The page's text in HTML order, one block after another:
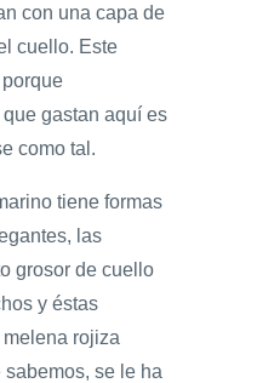
con una capa de
cuello. Este
gastan aquí es
como tal.
tiene formas
las
grosor de cuello
y éstas
rojiza
se le ha